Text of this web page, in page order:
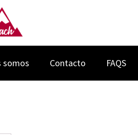
somos Contacto FAQS